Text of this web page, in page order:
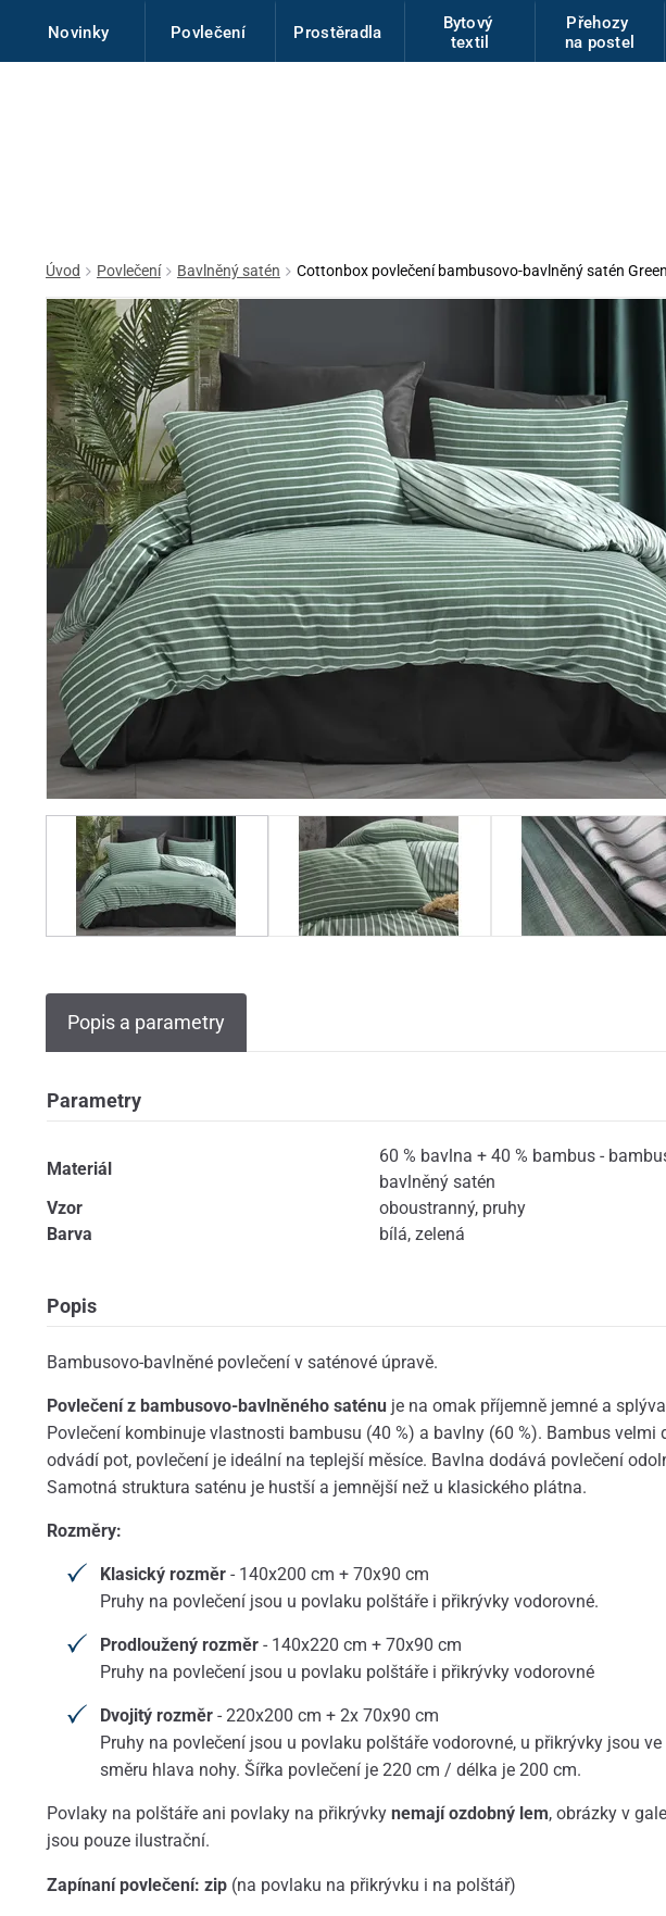
Novinky Povlečení Prostěradla
Bytový
textil
Přehozy
na postel
Úvod Povlečení Bavlněný satén Cottonbox povlečení bambusovo-bavlněný satén Green
Popis a parametry
Parametry
Materiál
60 % bavlna + 40 % bambus -
bavlněný satén
Vzor
oboustranný, pruhy
Barva
bílá, zelená
Popis
Bambusovo-bavlněné povlečení v saténové úpravě.
Povlečeníz bambusovo-bavlněného saténuje na omak příjemně jemné a
Povlečení kombinuje vlastnosti bambusu (40 %) a bavlny (60 %). Bambus velmi
odvádí pot, povlečení je ideální na teplejší měsíce. Bavlna dodává povlečení
Samotná struktura saténu je hustší a jemnější než u klasického plátna.
Rozměry:
Klasický rozměr- 140x200 cm + 70x90 cm
Pruhy na povlečení jsou u povlaku polštáře i přikrývky vodorovné.
Prodloužený rozměr- 140x220 cm + 70x90 cm
Pruhy na povlečení jsou u povlaku polštáře i přikrývky vodorovné
Dvojitý rozměr- 220x200 cm + 2x 70x90 cm
Pruhy na povlečení jsou u povlaku polštáře vodorovné, u přikrývky jsou ve
směru hlava nohy. Šířka povlečení je 220 cm / délka je 200 cm.
Povlaky na polštáře ani povlaky na přikrývky nemají ozdobný lem, obrázky v
jsou pouze ilustrační.
Zapínaní povlečení: zip(na povlaku na přikrývku i na polštář)